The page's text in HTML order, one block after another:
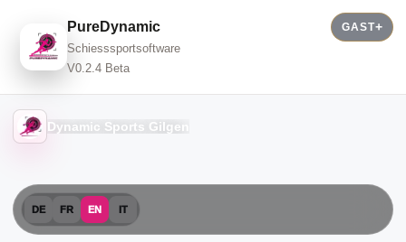
PureDynamic
Schiesssportsoftware
V0.2.4 Beta
GAST
Dynamic Sports Gilgen
DE FR EN IT